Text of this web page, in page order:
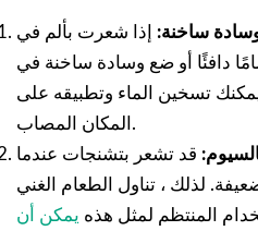
ساخنة: إذا شعرت بألم في
دافئًا أو ضع وسادة ساخنة في
تسخين الماء وتطبيقه على
المكان المصاب.
قد تشعر بتشنجات عندما
لذلك ، تناول الطعام الغني
المنتظم لمثل هذه يمكن أن